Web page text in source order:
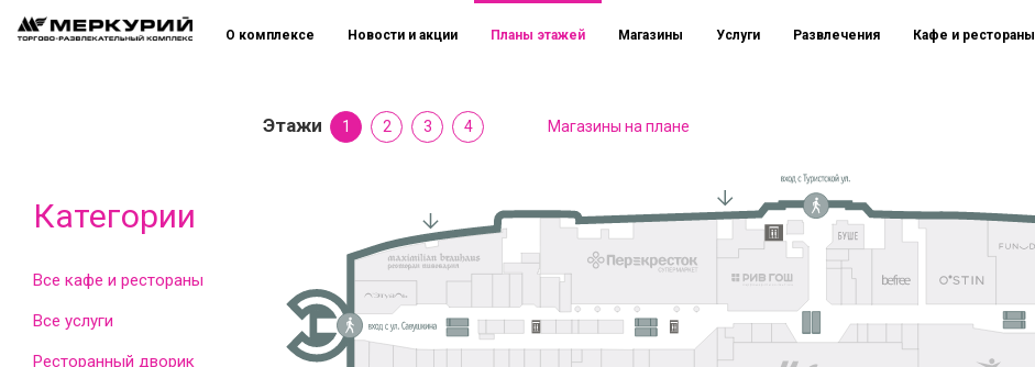
Категории
Все кафе и рестораны
Все услуги
Ресторанный дворик
О комплексе Новости и акции Планы этажей Магазины Услуги Развлечения Кафе и рестораны
Этажи 1 2 3 4 Магазины на плане